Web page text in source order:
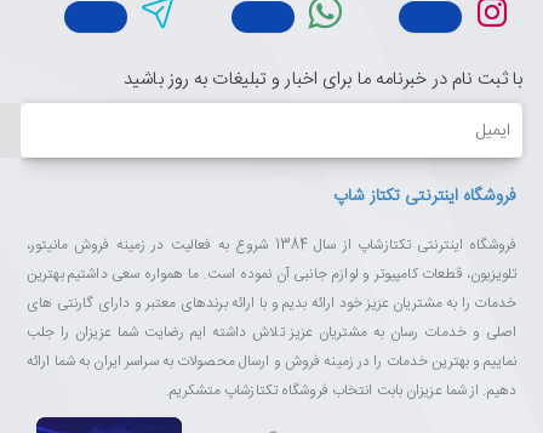
با ثبت نام در خبرنامه ما برای اخبار و تبلیغات به روز باشید
ایمیل
فروشگاه اینترنتی تکتاز شاپ
فروشگاه اینترنتی تکتازشاپ از سال 1384 شروع به فعالیت در زمینه فروش مانیتور،
تلویزیون، قطعات کامپیوتر و لوازم جانبی آن نموده است. ما همواره سعی داشتیم بهترین
خدمات را به مشتریان عزیز خود ارائه بدیم و با ارائه برندهای معتبر و دارای گارنتی های
اصلی و خدمات رسان به مشتریان عزیز تلاش داشته ایم رضایت شما عزیزان را جلب
نماییم و بهترین خدمات را در زمینه فروش و ارسال محصولات به سراسر ایران به شما ارائه
دهیم. از شما عزیزان بابت انتخاب فروشگاه تکتازشاپ متشکریم.